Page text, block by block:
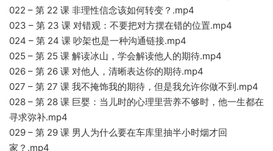
022 – 第 22 课 非理性信念该如何转变？.mp4
023 – 第 23 课 对错观：不要把对方摆在错的位置.mp4
024 – 第 24 课 吵架也是一种沟通链接.mp4
025 – 第 25 课 解读冰山，学会解读他人的期待.mp4
026 – 第 26 课 对他人，清晰表达你的期待.mp4
027 – 第 27 课 我不掩饰我的期待，但是我允许你做不到.mp4
028 – 第 28 课 巨婴：当儿时的心理里营养不够时，他一生都在
寻求弥补.mp4
029 – 第 29 课 男人为什么要在车库里抽半小时烟才回
家？.mp4